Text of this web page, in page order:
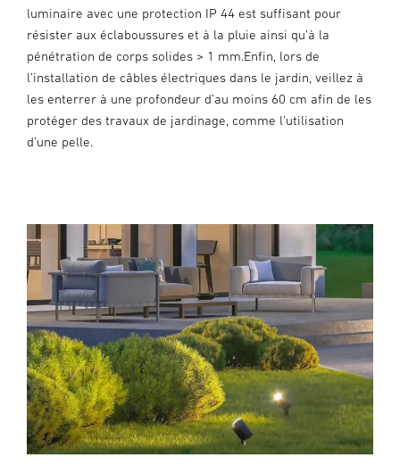
luminaire avec une protection IP 44 est suffisant pour
résister aux éclaboussures et à la pluie ainsi qu’à la
pénétration de corps solides > 1 mm.Enfin, lors de
l’installation de câbles électriques dans le jardin, veillez à
les enterrer à une profondeur d’au moins 60 cm afin de les
protéger des travaux de jardinage, comme l’utilisation
d’une pelle.